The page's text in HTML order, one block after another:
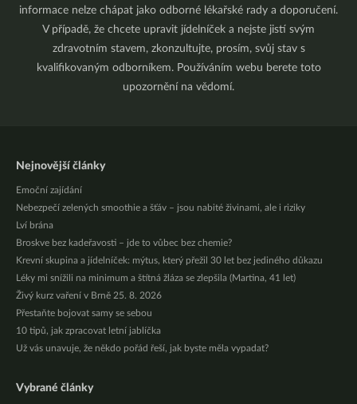
informace nelze chápat jako odborné lékařské rady a doporučení.
V případě, že chcete upravit jídelníček a nejste jistí svým
zdravotním stavem, zkonzultujte, prosím, svůj stav s
kvalifikovaným odborníkem. Používáním webu berete toto
upozornění na vědomí.
Nejnovější články
Emoční zajídání
Nebezpečí zelených smoothie a šťáv – jsou nabité živinami, ale i riziky
Lví brána
Broskve bez kadeřavosti – jde to vůbec bez chemie?
Krevní skupina a jídelníček: mýtus, který přežil 30 let bez jediného důkazu
Léky mi snížili na minimum a štítná žláza se zlepšila (Martina, 41 let)
Živý kurz vaření v Brně 25. 8. 2026
Přestaňte bojovat samy se sebou
10 tipů, jak zpracovat letní jablíčka
Už vás unavuje, že někdo pořád řeší, jak byste měla vypadat?
Vybrané články